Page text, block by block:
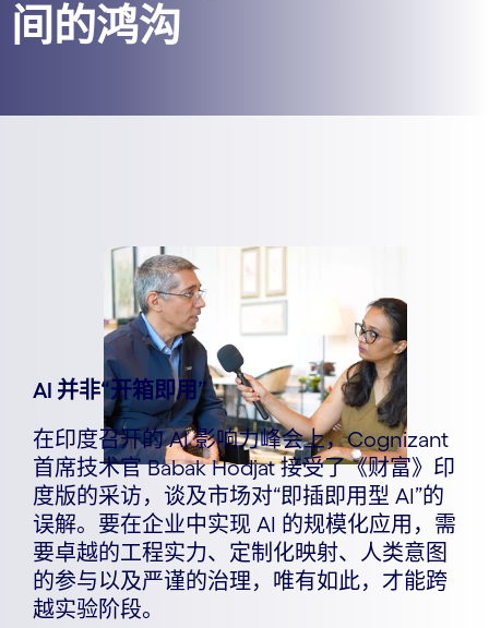
间的鸿沟
AI 并非“开箱即用”
在印度召开的 AI 影响力峰会上，Cognizant
首席技术官 Babak Hodjat 接受了《财富》印
度版的采访，谈及市场对“即插即用型 AI”的
误解。要在企业中实现 AI 的规模化应用，需
要卓越的工程实力、定制化映射、人类意图
的参与以及严谨的治理，唯有如此，才能跨
越实验阶段。